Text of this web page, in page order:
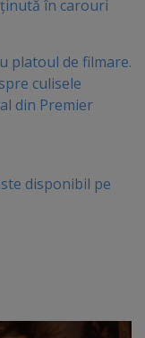
în carouri
platoul de filmare.
culisele
din Premier
disponibil pe